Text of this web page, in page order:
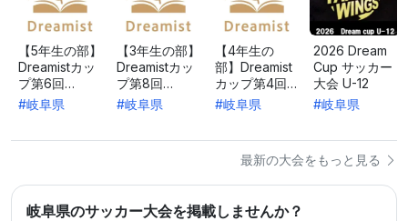
【5年生の部】
Dreamistカッ
プ第6回
Kyoritsuサッ
カー大会
#岐阜県
【3年生の部】
Dreamistカッ
プ第8回
Kyoritsuサッ
カー大会
#岐阜県
【4年生の
部】Dreamist
カップ第4回
Kyoritsuサッ
カー大会
#岐阜県
2026 Dream
Cup サッカー
大会 U-12
#岐阜県
最新の大会をもっと見る
岐阜県のサッカー大会を掲載しませんか？